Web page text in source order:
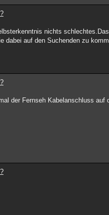
nichts
dabei auf den Suchenden zu
der Fernseh Kabelanschluss